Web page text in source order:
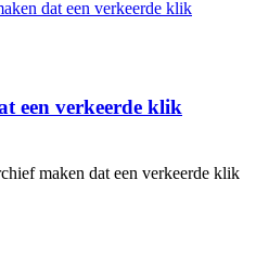
een verkeerde klik
maken dat een verkeerde klik